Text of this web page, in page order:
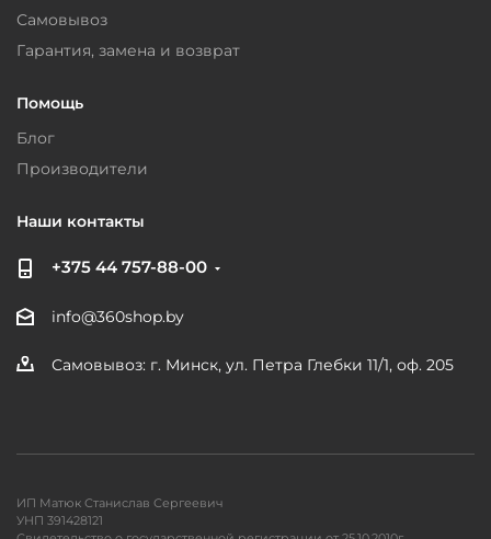
Самовывоз
Гарантия, замена и возврат
Помощь
Блог
Производители
Наши контакты
+375 44 757-88-00
info@360shop.by
Самовывоз: г. Минск, ул. Петра Глебки 11/1, оф. 205
ИП Матюк Станислав Сергеевич
УНП 391428121